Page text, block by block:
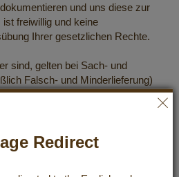
und uns diese zur
freiwillig und keine
Ihrer gesetzlichen Rechte.
sind, gelten bei Sach- und
Falsch- und Minderlieferung)
soweit nachfolgend nichts
wenn dieser sie weiterverarbeitet
§§ 478 ff. BGB) unberührt.
Redirect